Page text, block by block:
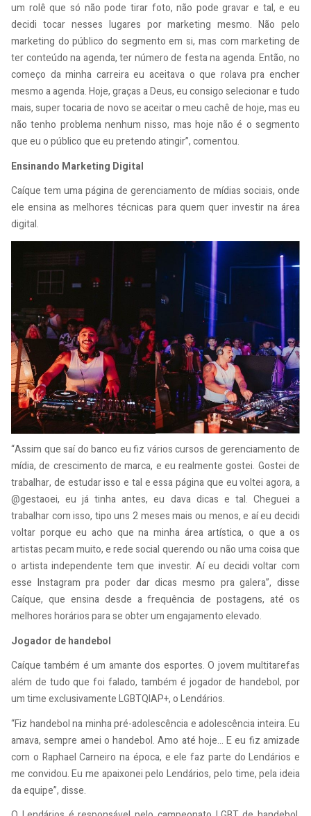
um rolê que só não pode tirar foto, não pode gravar e tal, e eu
decidi tocar nesses lugares por marketing mesmo. Não pelo
marketing do público do segmento em si, mas com marketing de
ter conteúdo na agenda, ter número de festa na agenda. Então, no
começo da minha carreira eu aceitava o que rolava pra encher
mesmo a agenda. Hoje, graças a Deus, eu consigo selecionar e tudo
mais, super tocaria de novo se aceitar o meu cachê de hoje, mas eu
não tenho problema nenhum nisso, mas hoje não é o segmento
que eu o público que eu pretendo atingir”, comentou.
Ensinando Marketing Digital
Caíque tem uma página de gerenciamento de mídias sociais, onde
ele ensina as melhores técnicas para quem quer investir na área
digital.
“Assim que saí do banco eu fiz vários cursos de gerenciamento de
mídia, de crescimento de marca, e eu realmente gostei. Gostei de
trabalhar, de estudar isso e tal e essa página que eu voltei agora, a
@gestaoei, eu já tinha antes, eu dava dicas e tal. Cheguei a
trabalhar com isso, tipo uns 2 meses mais ou menos, e aí eu decidi
voltar porque eu acho que na minha área artística, o que a os
artistas pecam muito, e rede social querendo ou não uma coisa que
o artista independente tem que investir. Aí eu decidi voltar com
esse Instagram pra poder dar dicas mesmo pra galera”, disse
Caíque, que ensina desde a frequência de postagens, até os
melhores horários para se obter um engajamento elevado.
Jogador de handebol
Caíque também é um amante dos esportes. O jovem multitarefas
além de tudo que foi falado, também é jogador de handebol, por
um time exclusivamente LGBTQIAP+, o Lendários.
“Fiz handebol na minha pré-adolescência e adolescência inteira. Eu
amava, sempre amei o handebol. Amo até hoje… E eu fiz amizade
com o Raphael Carneiro na época, e ele faz parte do Lendários e
me convidou. Eu me apaixonei pelo Lendários, pelo time, pela ideia
da equipe”, disse.